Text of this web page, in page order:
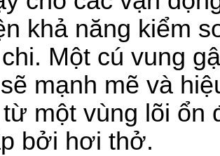
khả năng kiểm
Một cú vung
mạnh mẽ và
một vùng lõi
bởi hơi thở.